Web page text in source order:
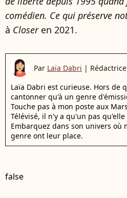
comédien. Ce qui préserve
à Closeren 2021.
Par Laïa Dabri | Rédactrice
Laïa Dabri est curieuse. Hors de
cantonner qu'à un genre
Touche pas à mon poste aux
Télévisé, il n'y a qu'un pas
Embarquez dans son univers où
genre ont leur place.
false